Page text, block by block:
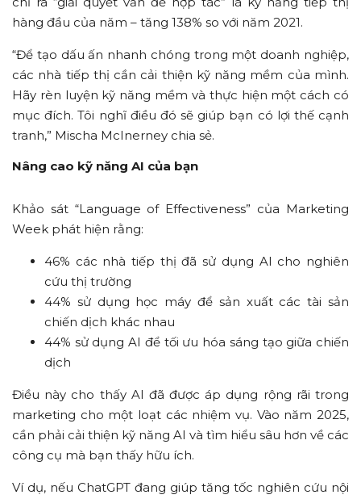
hàng đầu của năm – tăng 138% so với năm 2021.
“Để tạo dấu ấn nhanh chóng trong một doanh nghiệp,
các nhà tiếp thị cần cải thiện kỹ năng mềm của mình.
Hãy rèn luyện kỹ năng mềm và thực hiện một cách có
mục đích. Tôi nghĩ điều đó sẽ giúp bạn có lợi thế cạnh
tranh,” Mischa McInerney chia sẻ.
Nâng cao kỹ năng AI của bạn
Khảo sát “Language of Effectiveness” của Marketing
Week phát hiện rằng:
46% các nhà tiếp thị đã sử dụng AI cho nghiên
cứu thị trường
44% sử dụng học máy để sản xuất các tài sản
chiến dịch khác nhau
44% sử dụng AI để tối ưu hóa sáng tạo giữa chiến
dịch
Điều này cho thấy AI đã được áp dụng rộng rãi trong
marketing cho một loạt các nhiệm vụ. Vào năm 2025,
cần phải cải thiện kỹ năng AI và tìm hiểu sâu hơn về các
công cụ mà bạn thấy hữu ích.
Ví dụ, nếu ChatGPT đang giúp tăng tốc nghiên cứu nội